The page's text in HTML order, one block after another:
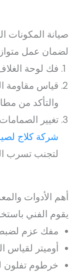
صيانة المكونات
لضمان عمل
فك لوحة
قياس مقاومة
والتأكد من
تغيير
شركة كلاج
لتجنب تسرب
أهم الأدوات
يقوم الفني
مفك عزم لضبط
أوميتر لقياس
خرطوم تفلون